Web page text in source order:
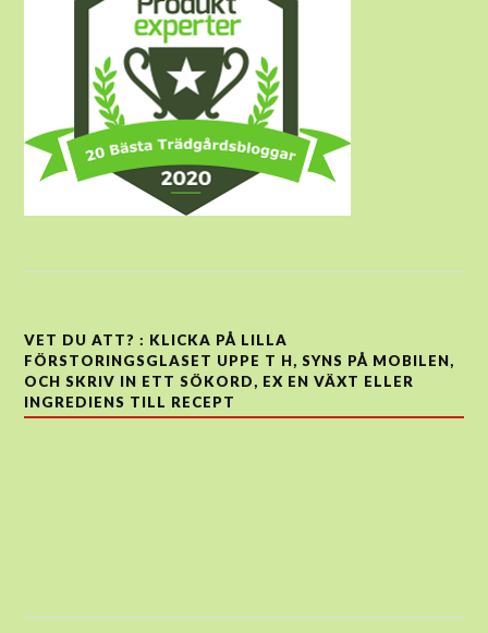
VET DU ATT? : KLICKA PÅ LILLA
FÖRSTORINGSGLASET UPPE T H, SYNS PÅ MOBILEN,
OCH SKRIV IN ETT SÖKORD, EX EN VÄXT ELLER
INGREDIENS TILL RECEPT